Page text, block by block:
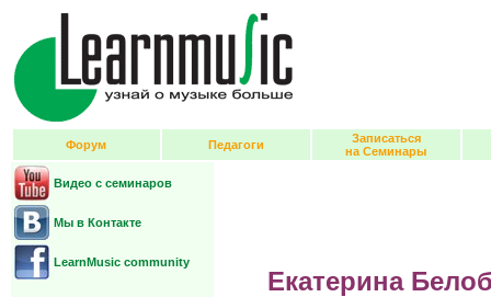
Форум Педагоги
Записаться
на Семинары
Видео с семинаров
Мы в Контакте
LearnMusic community
Екатерина